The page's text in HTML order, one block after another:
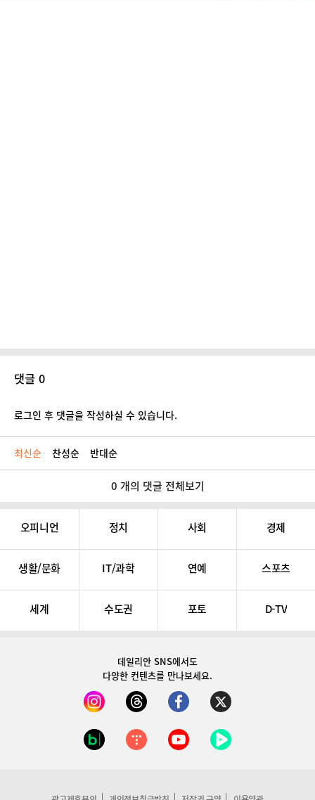
댓글 0
로그인 후 댓글을 작성하실 수 있습니다.
최신순 찬성순 반대순
0 개의 댓글 전체보기
오피니언 정치 사회 경제
생활/문화 IT/과학 연예 스포츠
세계 수도권 포토 D-TV
데일리안 SNS에서도
다양한 컨텐츠를 만나보세요.